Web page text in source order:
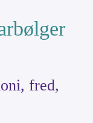
fred,